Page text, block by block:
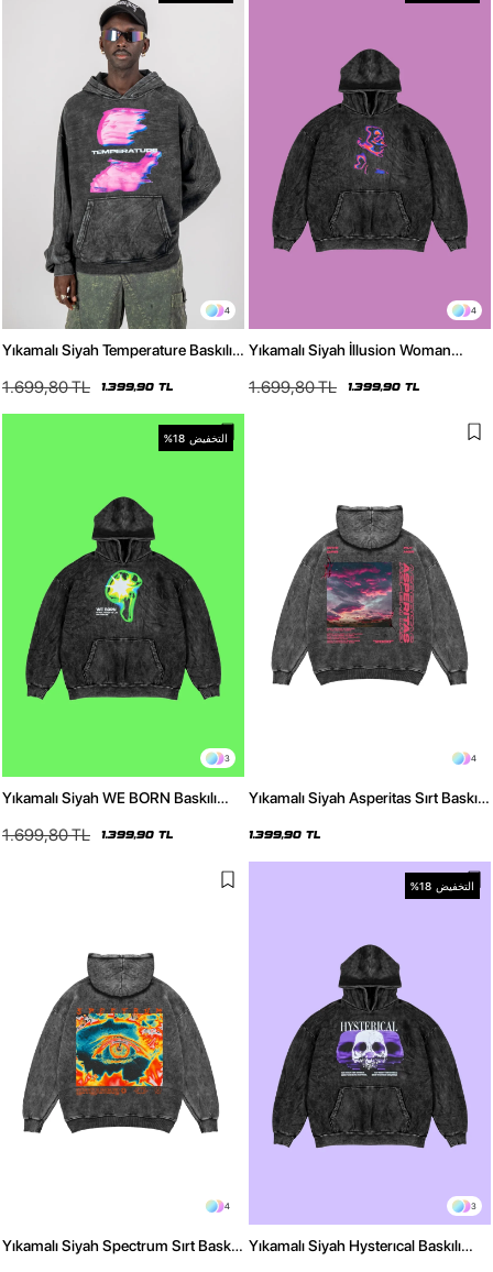
4
Yıkamalı Siyah Temperature Baskılı
1.699,80 TL 1.399,90 TL
4
Yıkamalı Siyah İllusion Woman
1.699,80 TL 1.399,90 TL
%18 التخفيض
3
Yıkamalı Siyah WE BORN Baskılı
1.699,80 TL 1.399,90 TL
4
Yıkamalı Siyah Asperitas Sırt Baskılı
1.399,90 TL
4
Yıkamalı Siyah Spectrum Sırt Baskılı
%18 التخفيض
3
Yıkamalı Siyah Hysterıcal Baskılı